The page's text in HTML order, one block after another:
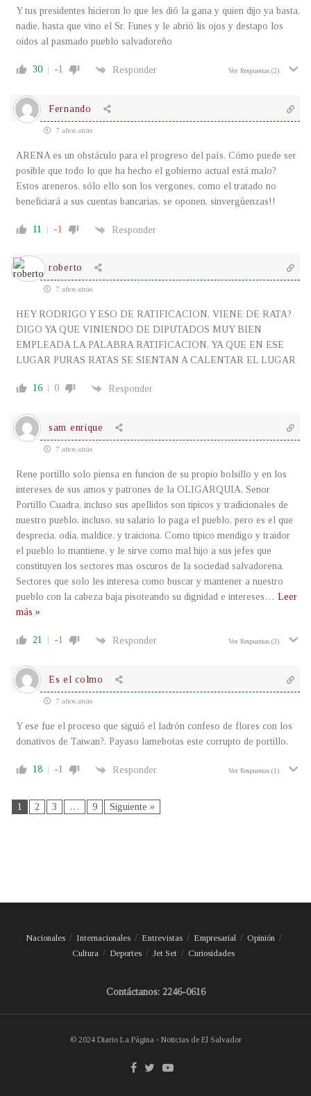
Y tus presidentes hicieron lo que les dió la gana y quien dijo ya basta,
nadie, hasta que vino el Sr. Funes y le abrió lis ojos y destapo los
oidos al pasmado pueblo salvadoreño
30 -1 Responder Ver Respuestas (2)
Fernando
7 años atrás
ARENA es un obstáculo para el progreso del país. Cómo puede ser
posible que todo lo que ha hecho el gobierno actual está malo?
Estos areneros, sólo ello son los vergones, como el tratado no
beneficiará a sus cuentas bancarias, se oponen, sinvergüenzas!!
11 -1 Responder
roberto
7 años atrás
HEY RODRIGO Y ESO DE RATIFICACION, VIENE DE RATA?
DIGO YA QUE VINIENDO DE DIPUTADOS MUY BIEN
EMPLEADA LA PALABRA RATIFICACION, YA QUE EN ESE
LUGAR PURAS RATAS SE SIENTAN A CALENTAR EL LUGAR
16 0 Responder
sam enrique
7 años atrás
Rene portillo solo piensa en funcion de su propio bolsillo y en los
intereses de sus amos y patrones de la OLIGARQUIA. Senor
Portillo Cuadra, incluso sus apellidos son tipicos y tradicionales de
nuestro pueblo, incluso, su salario lo paga el pueblo, pero es el que
desprecia, odia, maldice, y traiciona. Como tipico mendigo y traidor
el pueblo lo mantiene, y le sirve como mal hijo a sus jefes que
constituyen los sectores mas oscuros de la sociedad salvadorena.
Sectores que solo les interesa como buscar y mantener a nuestro
pueblo con la cabeza baja pisoteando su dignidad e intereses … Leer
más »
21 -1 Responder Ver Respuestas (3)
Es el colmo
7 años atrás
Y ese fue el proceso que siguió el ladrón confeso de flores con los
donativos de Taiwan?. Payaso lamebotas este corrupto de portillo.
18 -1 Responder Ver Respuestas (1)
1 2 3 … 9 Siguiente »
Nacionales Internacionales Entrevistas Empresarial
Opinión
Cultura
Deportes Jet Set Curiosidades
Contáctanos: 2246-0616
© 2024 Diario La Página - Noticias de El Salvador